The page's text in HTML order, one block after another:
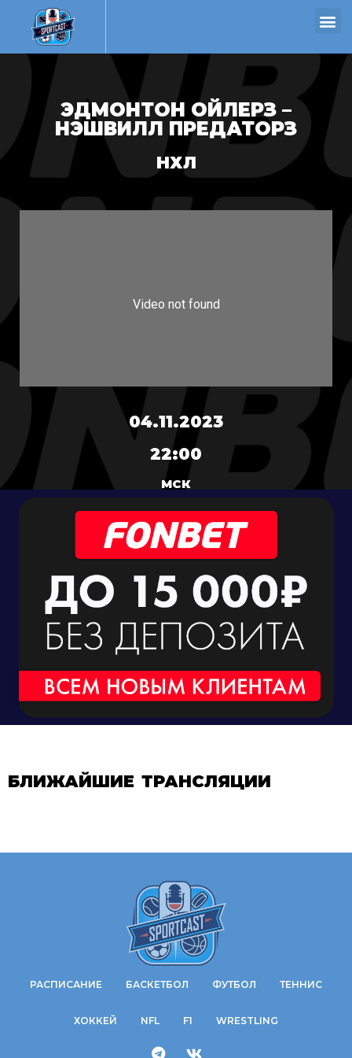
ЭДМОНТОН ОЙЛЕРЗ –
НЭШВИЛЛ ПРЕДАТОРЗ
НХЛ
04.11.2023
22:00
МСК
БЛИЖАЙШИЕ ТРАНСЛЯЦИИ
РАСПИСАНИЕ БАСКЕТБОЛ ФУТБОЛ ТЕННИС
ХОККЕЙ NFL F1 WRESTLING